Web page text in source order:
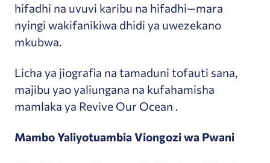
hifadhi na uvuvi karibu na hifadhi—mara
nyingi wakifanikiwa dhidi ya uwezekano
mkubwa.
Licha ya jiografia na tamaduni tofauti sana,
majibu yao yaliungana na kufahamisha
mamlaka ya Revive Our Ocean .
Mambo Yaliyotuambia Viongozi wa Pwani